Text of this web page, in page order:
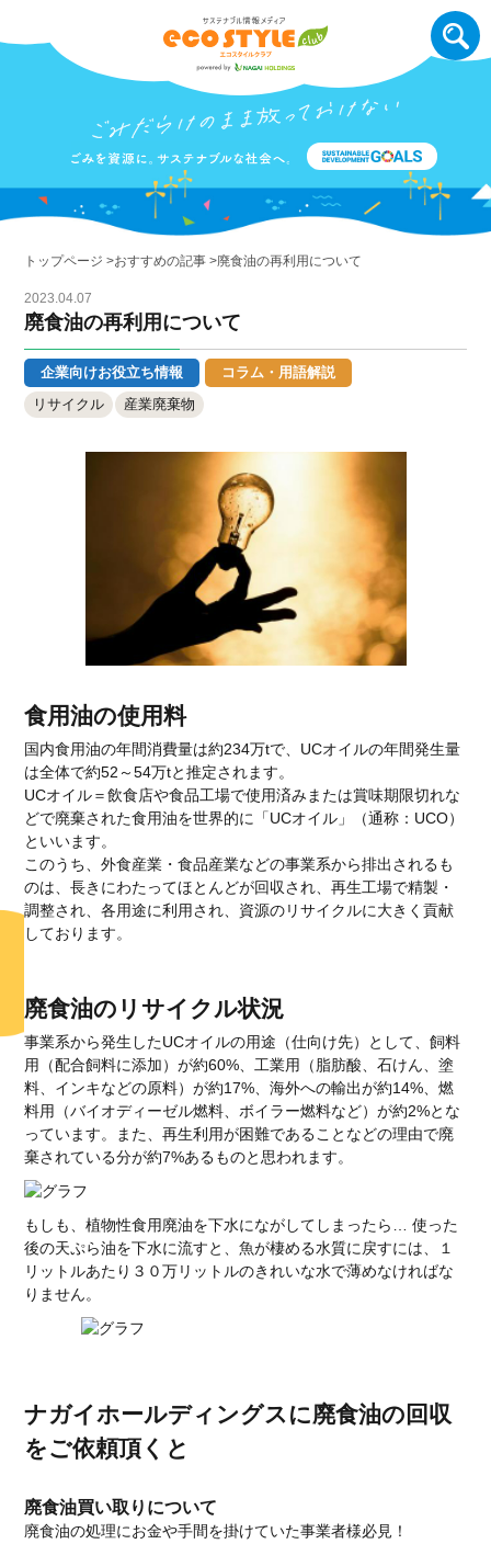
トップページ おすすめの記事 廃食油の再利用について
2023.04.07
廃食油の再利用について
企業向けお役立ち情報 コラム・用語解説
リサイクル 産業廃棄物
食用油の使用料
国内食用油の年間消費量は約234万tで、UCオイルの年間発生量
は全体で約52～54万tと推定されます。
UCオイル＝飲食店や食品工場で使用済みまたは賞味期限切れな
どで廃棄された食用油を世界的に「UCオイル」（通称：UCO）
といいます。
このうち、外食産業・食品産業などの事業系から排出されるも
のは、長きにわたってほとんどが回収され、再生工場で精製・
調整され、各用途に利用され、資源のリサイクルに大きく貢献
しております。
廃食油のリサイクル状況
事業系から発生したUCオイルの用途（仕向け先）として、飼料
用（配合飼料に添加）が約60%、工業用（脂肪酸、石けん、塗
料、インキなどの原料）が約17%、海外への輸出が約14%、燃
料用（バイオディーゼル燃料、ボイラー燃料など）が約2%とな
っています。また、再生利用が困難であることなどの理由で廃
棄されている分が約7%あるものと思われます。
もしも、植物性食用廃油を下水にながしてしまったら… 使った
後の天ぷら油を下水に流すと、魚が棲める水質に戻すには、１
リットルあたり３０万リットルのきれいな水で薄めなければな
りません。
ナガイホールディングスに廃食油の回収
をご依頼頂くと
廃食油買い取りについて
廃食油の処理にお金や手間を掛けていた事業者様必見！